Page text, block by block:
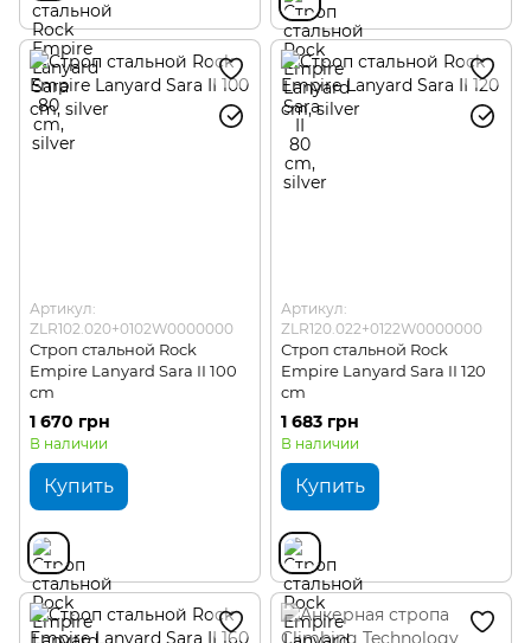
Артикул:
ZLR102.020+0102W0000000
Строп стальной Rock
Empire Lanyard Sara II 100
cm
1 670 грн
В наличии
Купить
Артикул:
ZLR120.022+0122W0000000
Строп стальной Rock
Empire Lanyard Sara II 120
cm
1 683 грн
В наличии
Купить